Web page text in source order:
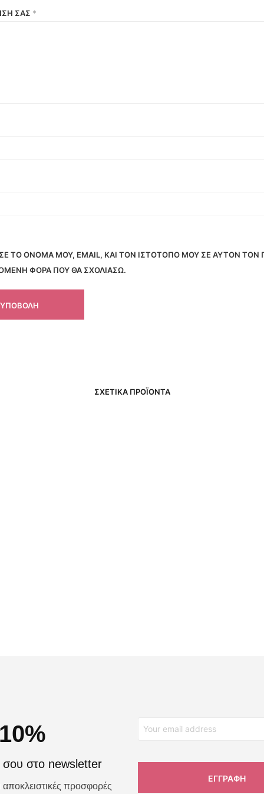
ΣΑΣ *
ΤΟ ΌΝΟΜΆ ΜΟΥ, EMAIL, ΚΑΙ ΤΟΝ ΙΣΤΌΤΟΠΟ ΜΟΥ ΣΕ ΑΥΤΌΝ ΤΟΝ
ΦΟΡΆ ΠΟΥ ΘΑ ΣΧΟΛΙΆΣΩ.
ΣΧΕΤΙΚΆ ΠΡΟΪΌΝΤΑ
σου στο newsletter
αποκλειστικές προσφορές